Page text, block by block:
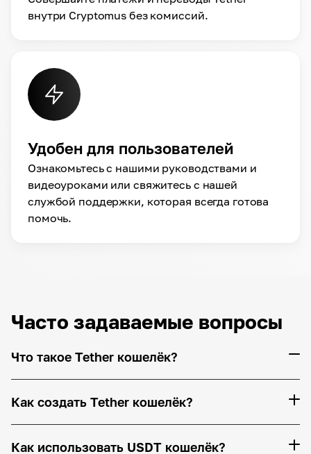
внутри Cryptomus без комиссий.
Удобен для пользователей
Ознакомьтесь с нашими руководствами и
видеоуроками или свяжитесь с нашей
службой поддержки, которая всегда готова
помочь.
Часто задаваемые вопросы
Что такое Tether кошелёк?
Как создать Tether кошелёк?
Как использовать USDT кошелёк?